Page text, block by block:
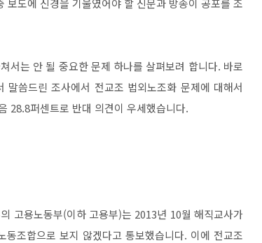
도에 신경을 기울였어야 할 신문과 방송이 공포를 조
서는 안 될 중요한 문제 하나를 살펴보려 합니다. 바로
말씀드린 조사에서 전교조 법외노조화 문제에 대해서
28.8퍼센트로 반대 의견이 우세했습니다.
고용노동부(이하 고용부)는 2013년 10월 해직교사가
조합으로 보지 않겠다고 통보했습니다. 이에 전교조